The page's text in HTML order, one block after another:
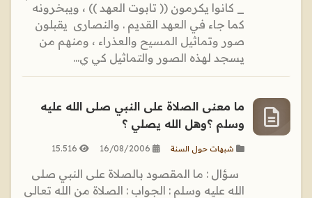
_ كانوا يكرمون (( تابوت العهد )) ، ويبخرونه
كما جاء في العهد القديم . والنصارى يقبلون
صور وتماثيل المسيح والعذراء ، ومنهم من
يسجد لهذه الصور والتماثيل كي ي...
ما معنى الصلاة على النبي صلى الله عليه
وسلم ؟وهل الله يصلي ؟
شبهات حول السنة 16/08/2006
15.516
سؤال : ما المقصود بالصلاة على النبي صلى
الله عليه وسلم : الجواب : الصلاة من الله تعالى